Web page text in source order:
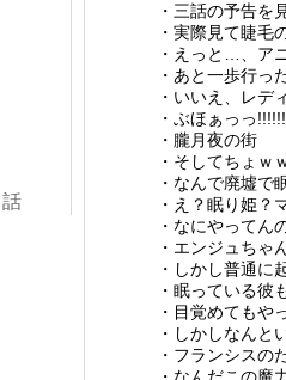
・三話の予告を
・実際見て睫毛
・えっと…、ア
・あと一歩行っ
・いいえ、レデ
・ぶほぁっっ
・朧月夜の街
・そしてちょｗ
・なんで廃墟で
・え？眠り姫？
・なにやってん
・エンジュちゃ
・しかし普通に
・眠っている彼
・目覚めてもや
・しかしなんと
・フランシスの
話